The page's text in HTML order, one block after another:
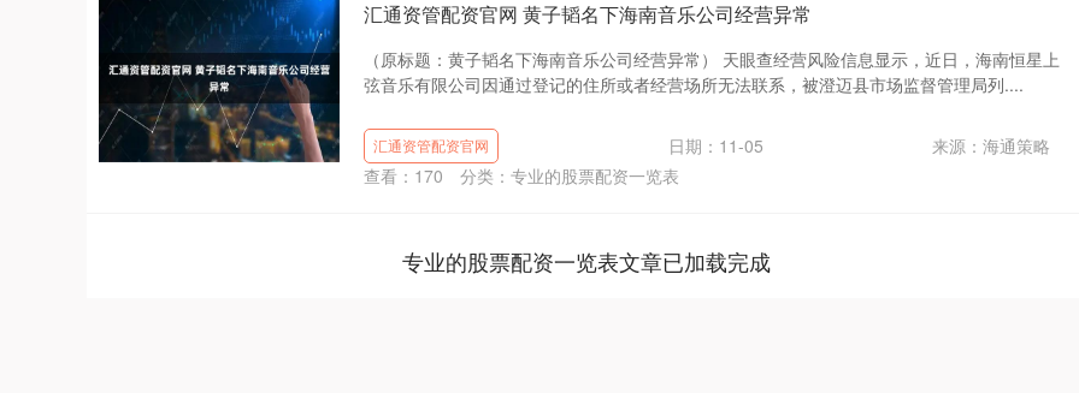
汇通资管配资官网 黄子韬名下海南音乐公司经营异常
（原标题：黄子韬名下海南音乐公司经营异常） 天眼查经营风险信息显示，近日，海南恒星上
弦音乐有限公司因通过登记的住所或者经营场所无法联系，被澄迈县市场监督管理局列....
汇通资管配资官网 日期：11-05
来源：海通策略
查看： 170 分类： 专业的股票配资一览表
专业的股票配资一览表文章已加载完成